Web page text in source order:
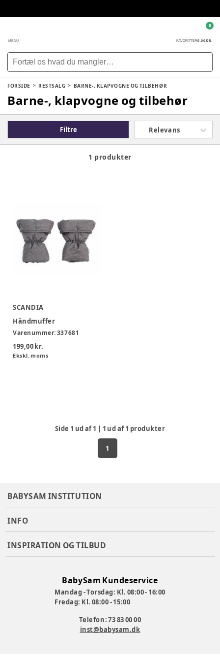
MENU FAVORITTER0,00 KR.
0
FORSIDE RESTSALG BARNE-, KLAPVOGNE OG TILBEHØR
Barne-, klapvogne og tilbehør
Filtre Relevans
1 produkter
SCANDIA
Håndmuffer
Varenummer:337681
199,00 kr.
Ekskl. moms
Side 1 ud af1 1 ud af1 produkter
1
BABYSAM INSTITUTION
INFO
INSPIRATION OG TILBUD
BabySam Kundeservice
Mandag - Torsdag: Kl. 08:00 - 16:00
Fredag: Kl. 08:00 - 15:00
Telefon: 73 83 00 00
inst@babysam.dk